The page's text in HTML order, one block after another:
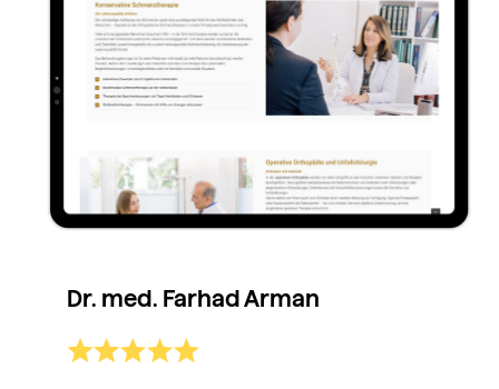
Dr. med. Farhad Arman